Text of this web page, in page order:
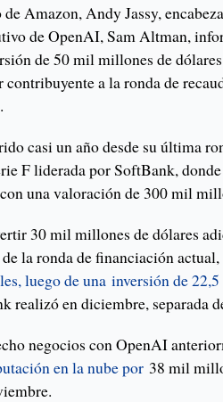
Amazon, Andy Jassy,
de OpenAI, Sam Altman,
de 50 mil millones de
contribuyente a la ronda de
casi un año desde su última
F liderada por SoftBank,
una valoración de 300 mil
30 mil millones de dólares
la ronda de financiación
luego de unainversión de
realizó en diciembre, separada
negocios con OpenAI
en la nube por 38 mil